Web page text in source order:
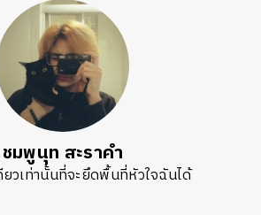
ชมพูนุท สะราคำ
ยวเท่านั้นที่จะยึดพื้นที่หัวใจฉันได้